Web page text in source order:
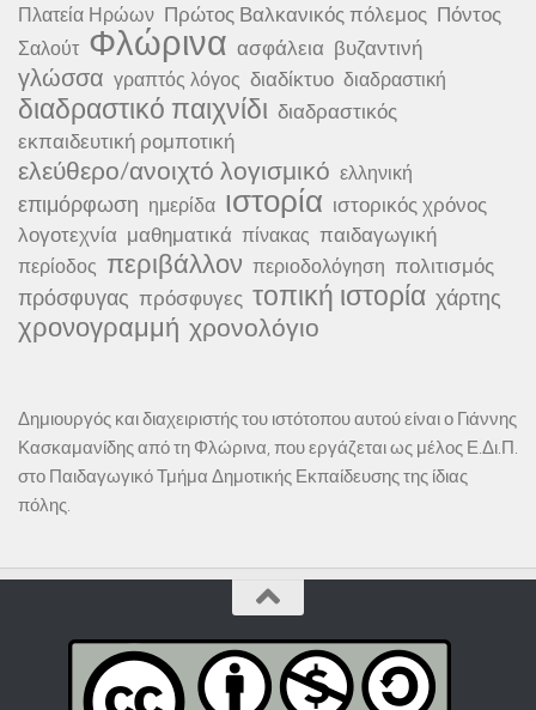
Πλατεία Ηρώων Πρώτος Βαλκανικός πόλεμος Πόντος
Σαλούτ Φλώρινα ασφάλεια βυζαντινή
γλώσσα γραπτός λόγος διαδίκτυο διαδραστική
διαδραστικό παιχνίδι διαδραστικός
εκπαιδευτική ρομποτική
ελεύθερο/ανοιχτό λογισμικό ελληνική
επιμόρφωση ημερίδα ιστορία ιστορικός χρόνος
λογοτεχνία μαθηματικά πίνακας παιδαγωγική
περίοδος περιβάλλον περιοδολόγηση πολιτισμός
πρόσφυγας πρόσφυγες τοπική ιστορία χάρτης
χρονογραμμή χρονολόγιο
Δημιουργός και διαχειριστής του ιστότοπου αυτού είναι ο Γιάννης
Κασκαμανίδης από τη Φλώρινα, που εργάζεται ως μέλος Ε.Δι.Π.
στο Παιδαγωγικό Τμήμα Δημοτικής Εκπαίδευσης της ίδιας
πόλης.